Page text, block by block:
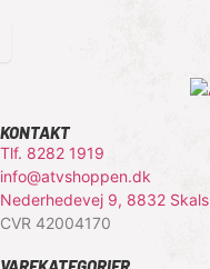
KONTAKT
Tlf. 8282 1919
info@atvshoppen.dk
Nederhedevej 9, 8832 Skals
CVR 42004170